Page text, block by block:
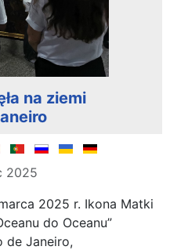
na ziemi
2025
2025 r. Ikona Matki
do Oceanu”
de Janeiro,